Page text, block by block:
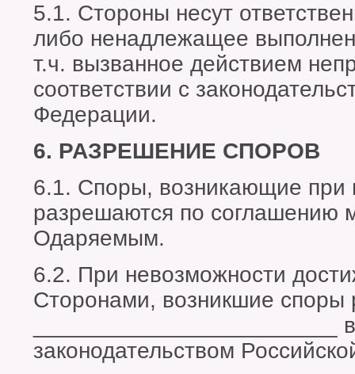
5.1. Стороны несут
либо ненадлежащее
т.ч. вызванное действием
соответствии с
Федерации.
6. РАЗРЕШЕНИЕ СПОРОВ
6.1. Споры, возникающие при
разрешаются по соглашению
Одаряемым.
6.2. При невозможности
Сторонами, возникшие споры
________________________
законодательством